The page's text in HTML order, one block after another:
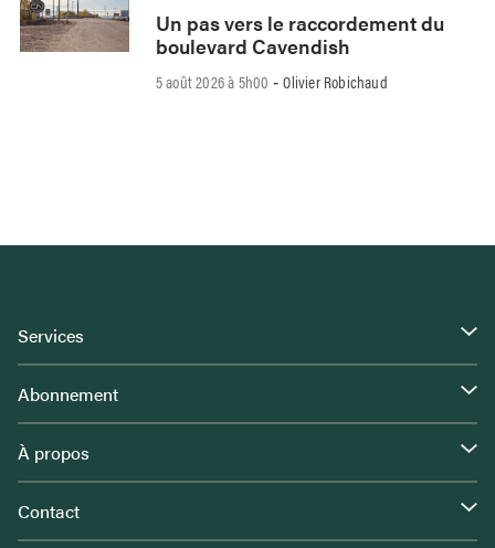
Un pas vers le raccordement du
boulevard Cavendish
5 août 2026 à 5h00 -Olivier Robichaud
Services
Abonnement
À propos
Contact